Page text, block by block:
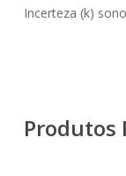
Incerteza
Produtos